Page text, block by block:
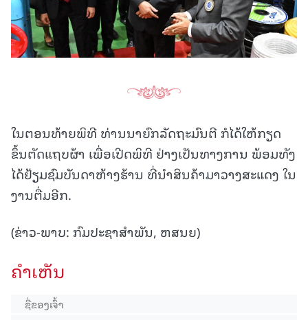
ໃນຕອນທ້າຍພິທີ ທ່ານນາຍົກລັດຖະມົນຕີ ກໍໄດ້ໃຫ້ກຽດ
ຂຶ້ນຕັດແຖບຜ້າ ເພື່ອເປີດພິທີ ຢ່າງເປັນທາງການ ພ້ອມທັງ
ໄດ້ຢ້ຽມຊົມບັນດາຫ້າງຮ້ານ ທີ່ນຳສິນຄ້າມາວາງສະແດງ ໃນ
ງານຕື່ມອີກ.
(ຂ່າວ-ພາບ: ກົມປະຊາສຳພັນ, ຫສນຍ)
ຄໍາເຫັນ